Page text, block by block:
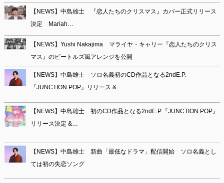
【NEWS】中島雄士 『恋人たちのクリスマス』カバー正式リリース
決定 Mariah…
【NEWS】Yushi Nakajima マライヤ・キャリー『恋人たちのクリス
マス』のビートルズ風アレンジを公開
【NEWS】中島雄士 ソロ名義初のCD作品となる2ndE.P.
『JUNCTION POP』リリース &…
【NEWS】中島雄士 初のCD作品となる2ndE.P.『JUNCTION POP』
リリース決定 &…
【NEWS】中島雄士 新曲「最低なドラマ」配信開始 ソロ名義とし
ては初の失恋ソング